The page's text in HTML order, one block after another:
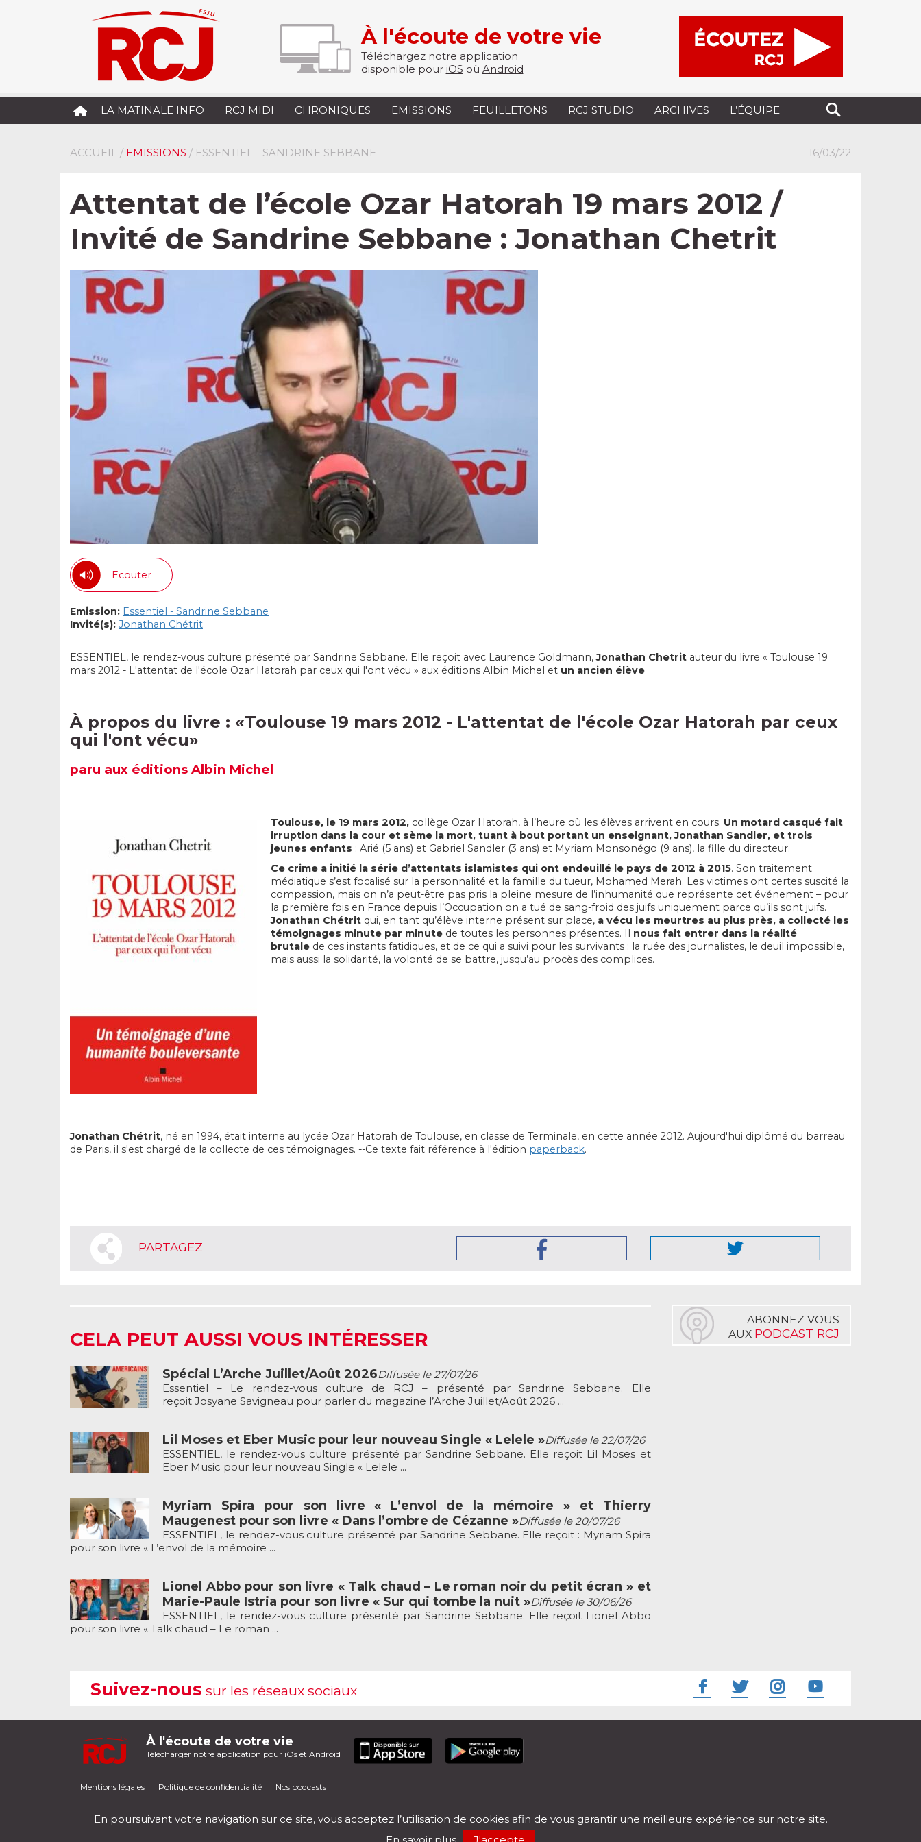
À l'écoute de votre vie
Téléchargez notre application
disponible pour iOS où Android
LA MATINALE INFO RCJ MIDI CHRONIQUES EMISSIONS FEUILLETONS RCJ STUDIO ARCHIVES L’ÉQUIPE
ACCUEIL / EMISSIONS / ESSENTIEL - SANDRINE SEBBANE 16/03/22
Attentat de l’école Ozar Hatorah 19 mars 2012 /
Invité de Sandrine Sebbane : Jonathan Chetrit
Ecouter
Emission: Essentiel - Sandrine Sebbane
Invité(s): Jonathan Chétrit
ESSENTIEL, le rendez-vous culture présenté par Sandrine Sebbane. Elle reçoit avec Laurence Goldmann,Jonathan Chetrit auteur du livre « Toulouse 19
mars 2012 - L'attentat de l'école Ozar Hatorah par ceux qui l'ont vécu » aux éditions Albin Michel et un ancien élève
À propos du livre : «Toulouse 19 mars 2012 - L'attentat de l'école Ozar Hatorah par ceux
qui l'ont vécu»
paru aux éditions Albin Michel
Toulouse, le 19 mars 2012, collège Ozar Hatorah, à l’heure où les élèves arrivent en cours. Un motard casqué fait
irruption dans la cour et sème la mort, tuant à bout portant un enseignant, Jonathan Sandler, et trois
jeunes enfants : Arié (5 ans) et Gabriel Sandler (3 ans) et Myriam Monsonégo (9 ans), la fille du directeur.
Ce crime a initié la série d’attentats islamistes qui ont endeuillé le pays de 2012 à 2015. Son traitement
médiatique s’est focalisé sur la personnalité et la famille du tueur, Mohamed Merah. Les victimes ont certes suscité la
compassion, mais on n’a peut-être pas pris la pleine mesure de l’inhumanité que représente cet événement – pour
la première fois en France depuis l’Occupation on a tué de sang-froid des juifs uniquement parce qu’ils sont juifs.
Jonathan Chétrit qui, en tant qu’élève interne présent sur place, a vécu les meurtres au plus près, a collecté les
témoignages minute par minute de toutes les personnes présentes. Il nous fait entrer dans la réalité
brutale de ces instants fatidiques, et de ce qui a suivi pour les survivants : la ruée des journalistes, le deuil impossible,
mais aussi la solidarité, la volonté de se battre, jusqu’au procès des complices.
Jonathan Chétrit, né en 1994, était interne au lycée Ozar Hatorah de Toulouse, en classe de Terminale, en cette année 2012. Aujourd'hui diplômé du barreau
de Paris, il s'est chargé de la collecte de ces témoignages. --Ce texte fait référence à l'édition paperback.
PARTAGEZ
CELA PEUT AUSSI VOUS INTÉRESSER
Spécial L’Arche Juillet/Août 2026Diffusée le 27/07/26
Essentiel – Le rendez-vous culture de RCJ – présenté par Sandrine Sebbane. Elle
reçoit Josyane Savigneau pour parler du magazine l’Arche Juillet/Août 2026 ...
Lil Moses et Eber Music pour leur nouveau Single « Lelele »Diffusée le 22/07/26
ESSENTIEL, le rendez-vous culture présenté par Sandrine Sebbane. Elle reçoit Lil Moses et
Eber Music pour leur nouveau Single « Lelele ...
Myriam Spira pour son livre « L’envol de la mémoire » et Thierry
Maugenest pour son livre « Dans l’ombre de Cézanne »Diffusée le 20/07/26
ESSENTIEL, le rendez-vous culture présenté par Sandrine Sebbane. Elle reçoit : Myriam Spira
pour son livre « L’envol de la mémoire ...
Lionel Abbo pour son livre « Talk chaud – Le roman noir du petit écran » et
Marie-Paule Istria pour son livre « Sur qui tombe la nuit »Diffusée le 30/06/26
ESSENTIEL, le rendez-vous culture présenté par Sandrine Sebbane. Elle reçoit Lionel Abbo
pour son livre « Talk chaud – Le roman ...
ABONNEZ VOUS
AUX PODCAST RCJ
Suivez-nous sur les réseaux sociaux
À l'écoute de votre vie
Télécharger notre application pour iOs et Android
Mentions légales Politique de confidentialité Nos podcasts
En poursuivant votre navigation sur ce site, vous acceptez l’utilisation de cookies afin de vous garantir une meilleure expérience sur notre site.